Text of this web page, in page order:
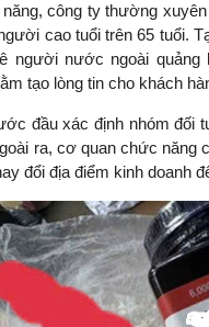
công ty thường
cao tuổi trên 65 tuổi.
người nước ngoài
tạo lòng tin cho khách
đầu xác định nhóm đối
ra, cơ quan chức năng
đổi địa điểm kinh doanh